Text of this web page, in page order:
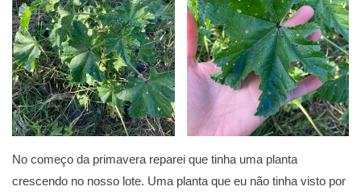
No começo da primavera reparei que tinha uma planta
crescendo no nosso lote. Uma planta que eu não tinha visto por